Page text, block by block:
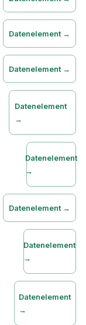
Datenelement →
Datenelement →
Datenelement
→
Datenelement
→
Datenelement →
Datenelement
→
Datenelement
→